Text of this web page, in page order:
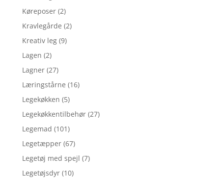
Køreposer (2)
Kravlegårde (2)
Kreativ leg (9)
Lagen (2)
Lagner (27)
Læringstårne (16)
Legekøkken (5)
Legekøkkentilbehør (27)
Legemad (101)
Legetæpper (67)
Legetøj med spejl (7)
Legetøjsdyr (10)